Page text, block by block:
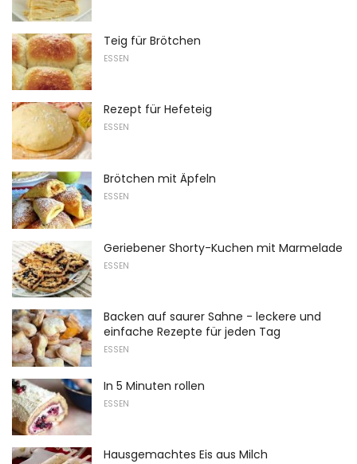
Teig für Brötchen
ESSEN
Rezept für Hefeteig
ESSEN
Brötchen mit Äpfeln
ESSEN
Geriebener Shorty-Kuchen mit Marmelade
ESSEN
Backen auf saurer Sahne - leckere und
einfache Rezepte für jeden Tag
ESSEN
In 5 Minuten rollen
ESSEN
Hausgemachtes Eis aus Milch